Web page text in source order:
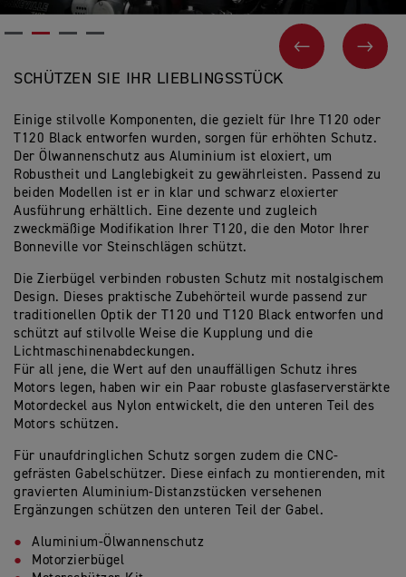
VORHERIGES
NEXT
SCHÜTZEN SIE IHR LIEBLINGSSTÜCK
Einige stilvolle Komponenten, die gezielt für Ihre T120 oder
T120 Black entworfen wurden, sorgen für erhöhten Schutz.
Der Ölwannenschutz aus Aluminium ist eloxiert, um
Robustheit und Langlebigkeit zu gewährleisten. Passend zu
beiden Modellen ist er in klar und schwarz eloxierter
Ausführung erhältlich. Eine dezente und zugleich
zweckmäßige Modifikation Ihrer T120, die den Motor Ihrer
Bonneville vor Steinschlägen schützt.
Die Zierbügel verbinden robusten Schutz mit nostalgischem
Design. Dieses praktische Zubehörteil wurde passend zur
traditionellen Optik der T120 und T120 Black entworfen und
schützt auf stilvolle Weise die Kupplung und die
Lichtmaschinenabdeckungen.
Für all jene, die Wert auf den unauffälligen Schutz ihres
Motors legen, haben wir ein Paar robuste glasfaserverstärkte
Motordeckel aus Nylon entwickelt, die den unteren Teil des
Motors schützen.
Für unaufdringlichen Schutz sorgen zudem die CNC-
gefrästen Gabelschützer. Diese einfach zu montierenden, mit
gravierten Aluminium-Distanzstücken versehenen
Ergänzungen schützen den unteren Teil der Gabel.
Aluminium-Ölwannenschutz
Motorzierbügel